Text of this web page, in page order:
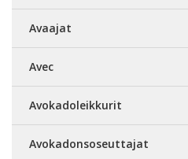
Avaajat
Avec
Avokadoleikkurit
Avokadonsoseuttajat